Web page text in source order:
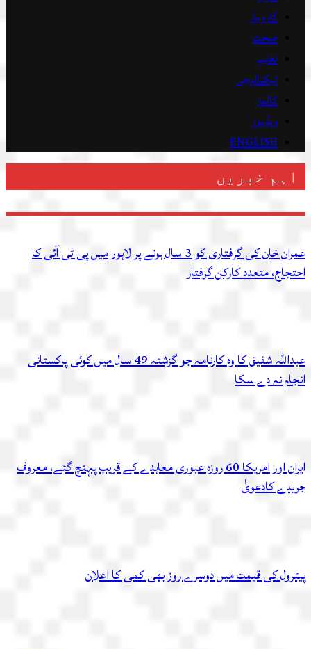
کاروبار
صحت
تعلیم
ٹیکنالوجی
کالمز
ویڈیوز
ENGLISH
اہم خبریں
عمران خان کی گرفتاری کو 3 سال ہونے پر لاہور میں پی ٹی آئی کا
احتجاج، متعدد کارکن گرفتار
عبداللہ شفیق کا وہ کارنامہ جو گزشتہ 49 سال میں کوئی پاکستانی
انجام نہ دے سکا
ایران اور امریکا 60 روزہ عبوری معاہدے کے قریب پہنچ گئے، معروف
جریدے کادعویٰ
پیٹرول کی قیمت میں دوسرے روز بھی کمی کا اعلان